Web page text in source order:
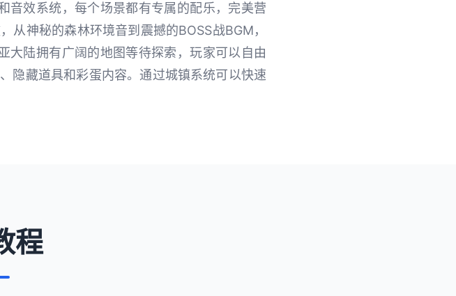
音效系统，每个场景都有专属的配乐，完美营
从神秘的森林环境音到震撼的BOSS战BGM，
大陆拥有广阔的地图等待探索，玩家可以自由
隐藏道具和彩蛋内容。通过城镇系统可以快速
程